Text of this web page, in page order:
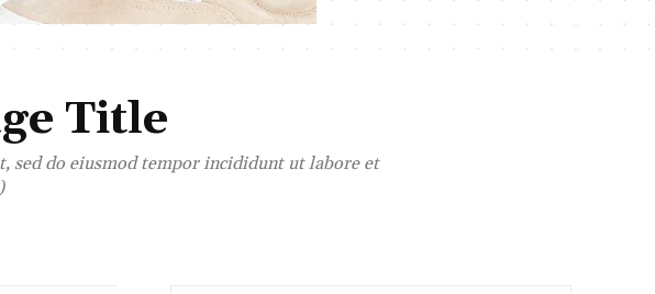
Title
sed do eiusmod tempor incididunt ut labore et